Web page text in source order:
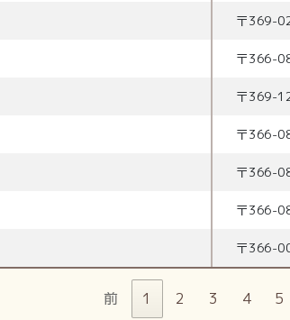
〒369-
〒366-
〒369-
〒366-
〒366-
〒366-
〒366-
前 1 2 3 4 5